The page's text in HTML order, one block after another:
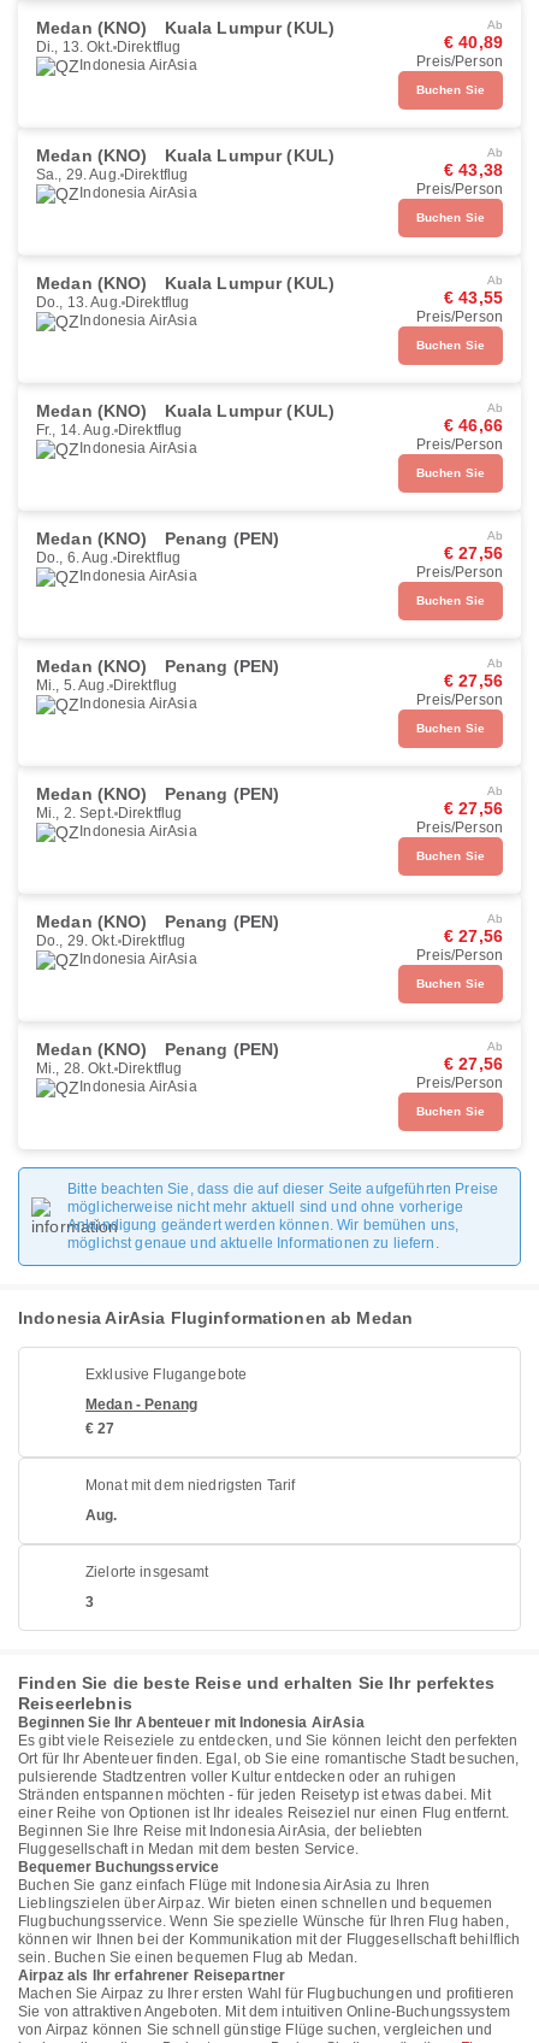
Medan (KNO) Kuala Lumpur (KUL)
Di., 13. Okt. Direktflug
Indonesia AirAsia
Ab
€ 40,89
Preis/Person
Buchen Sie
Medan (KNO) Kuala Lumpur (KUL)
Sa., 29. Aug. Direktflug
Indonesia AirAsia
Ab
€ 43,38
Preis/Person
Buchen Sie
Medan (KNO) Kuala Lumpur (KUL)
Do., 13. Aug. Direktflug
Indonesia AirAsia
Ab
€ 43,55
Preis/Person
Buchen Sie
Medan (KNO) Kuala Lumpur (KUL)
Fr., 14. Aug. Direktflug
Indonesia AirAsia
Ab
€ 46,66
Preis/Person
Buchen Sie
Medan (KNO) Penang (PEN)
Do., 6. Aug. Direktflug
Indonesia AirAsia
Ab
€ 27,56
Preis/Person
Buchen Sie
Medan (KNO) Penang (PEN)
Mi., 5. Aug. Direktflug
Indonesia AirAsia
Ab
€ 27,56
Preis/Person
Buchen Sie
Medan (KNO) Penang (PEN)
Mi., 2. Sept. Direktflug
Indonesia AirAsia
Ab
€ 27,56
Preis/Person
Buchen Sie
Medan (KNO) Penang (PEN)
Do., 29. Okt. Direktflug
Indonesia AirAsia
Ab
€ 27,56
Preis/Person
Buchen Sie
Medan (KNO) Penang (PEN)
Mi., 28. Okt. Direktflug
Indonesia AirAsia
Ab
€ 27,56
Preis/Person
Buchen Sie
Bitte beachten Sie, dass die auf dieser Seite aufgeführten Preise
möglicherweise nicht mehr aktuell sind und ohne vorherige
Ankündigung geändert werden können. Wir bemühen uns,
möglichst genaue und aktuelle Informationen zu liefern.
Indonesia AirAsia Fluginformationen ab Medan
Exklusive Flugangebote
Medan - Penang
€ 27
Monat mit dem niedrigsten Tarif
Aug.
Zielorte insgesamt
3
Finden Sie die beste Reise und erhalten Sie Ihr perfektes
Reiseerlebnis
Beginnen Sie Ihr Abenteuer mit Indonesia AirAsia
Es gibt viele Reiseziele zu entdecken, und Sie können leicht den perfekten
Ort für Ihr Abenteuer finden. Egal, ob Sie eine romantische Stadt besuchen,
pulsierende Stadtzentren voller Kultur entdecken oder an ruhigen
Stränden entspannen möchten - für jeden Reisetyp ist etwas dabei. Mit
einer Reihe von Optionen ist Ihr ideales Reiseziel nur einen Flug entfernt.
Beginnen Sie Ihre Reise mit Indonesia AirAsia, der beliebten
Fluggesellschaft in Medan mit dem besten Service.
Bequemer Buchungsservice
Buchen Sie ganz einfach Flüge mit Indonesia AirAsia zu Ihren
Lieblingszielen über Airpaz. Wir bieten einen schnellen und bequemen
Flugbuchungsservice. Wenn Sie spezielle Wünsche für Ihren Flug haben,
können wir Ihnen bei der Kommunikation mit der Fluggesellschaft behilflich
sein. Buchen Sie einen bequemen Flug ab Medan.
Airpaz als Ihr erfahrener Reisepartner
Machen Sie Airpaz zu Ihrer ersten Wahl für Flugbuchungen und profitieren
Sie von attraktiven Angeboten. Mit dem intuitiven Online-Buchungssystem
von Airpaz können Sie schnell günstige Flüge suchen, vergleichen und